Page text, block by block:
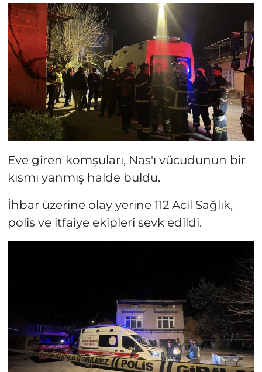
Eve giren komşuları, Nas'ı vücudunun bir
kısmı yanmış halde buldu.
İhbar üzerine olay yerine 112 Acil Sağlık,
polis ve itfaiye ekipleri sevk edildi.